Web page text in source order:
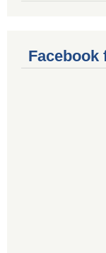
Facebook